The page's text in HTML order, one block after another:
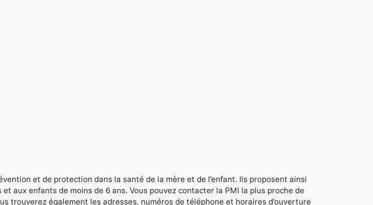
et de protection dans la santé de la mère et de l’enfant. Ils proposent ainsi
aux enfants de moins de 6 ans. Vous pouvez contacter la PMI la plus proche de
trouverez également les adresses, numéros de téléphone et horaires d’ouverture